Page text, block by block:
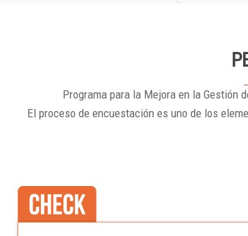
Programa para la Mejora en la Gestión
El proceso de encuestación es uno de los